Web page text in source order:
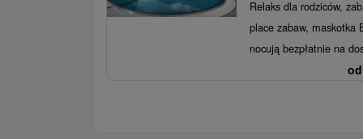
Relaks dla rodziców,
place zabaw, maskotka
nocują bezpłatnie na
od